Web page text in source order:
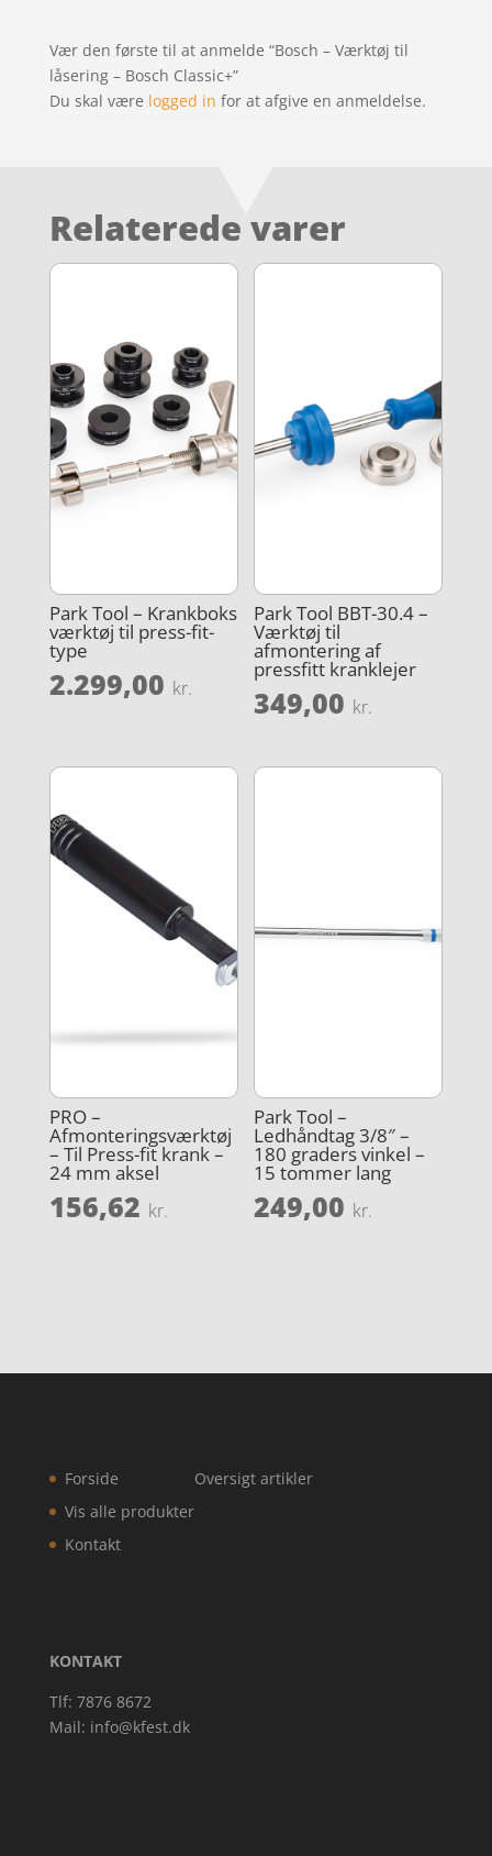
Vær den første til at anmelde “Bosch – Værktøj til
låsering – Bosch Classic+”
Du skal være logged in for at afgive en anmeldelse.
Relaterede varer
Park Tool – Krankboks
værktøj til press-fit-
type
2.299,00 kr.
Park Tool BBT-30.4 –
Værktøj til
afmontering af
pressfitt kranklejer
349,00 kr.
PRO –
Afmonteringsværktøj
– Til Press-fit krank –
24 mm aksel
156,62 kr.
Park Tool –
Ledhåndtag 3/8″ –
180 graders vinkel –
15 tommer lang
249,00 kr.
Forside
Vis alle produkter
Kontakt
Oversigt artikler
KONTAKT
Tlf: 7876 8672
Mail: info@kfest.dk